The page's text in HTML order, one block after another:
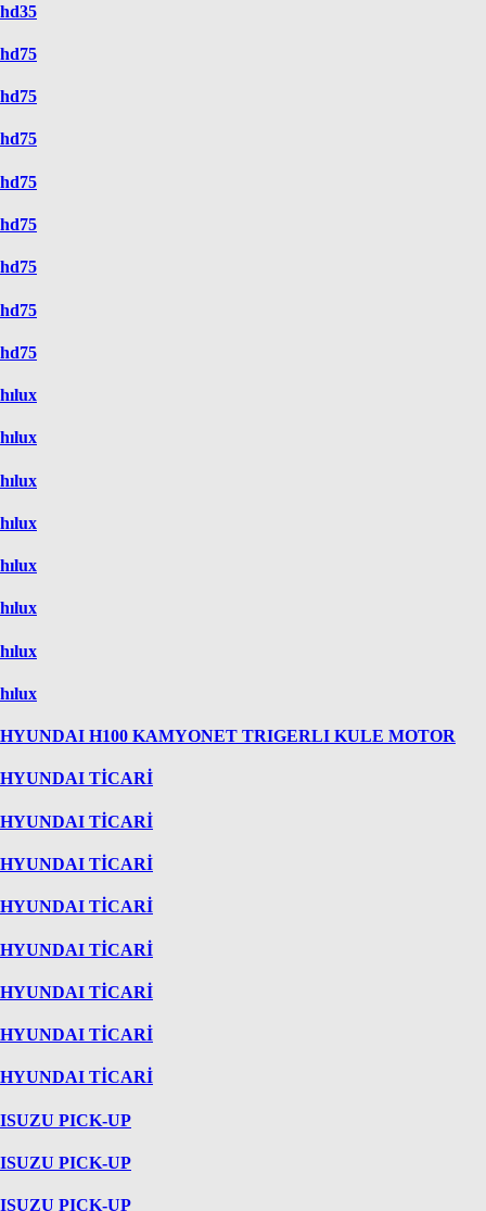
hd35
hd75
hd75
hd75
hd75
hd75
hd75
hd75
hd75
hılux
hılux
hılux
hılux
hılux
hılux
hılux
hılux
HYUNDAI H100 KAMYONET TRIGERLI KULE MOTOR
HYUNDAI TİCARİ
HYUNDAI TİCARİ
HYUNDAI TİCARİ
HYUNDAI TİCARİ
HYUNDAI TİCARİ
HYUNDAI TİCARİ
HYUNDAI TİCARİ
HYUNDAI TİCARİ
ISUZU PICK-UP
ISUZU PICK-UP
ISUZU PICK-UP